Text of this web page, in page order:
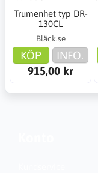
Trumenhet typ DR-
130CL
Bläck.se
KÖP
INFO.
915,00 kr